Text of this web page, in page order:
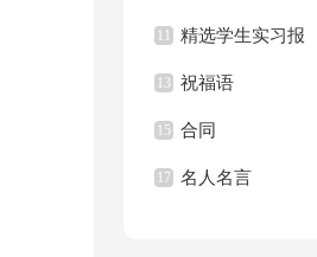
的一封信
11 精选学生实习报
告合集10篇
13 祝福语
15 合同
17 名人名言